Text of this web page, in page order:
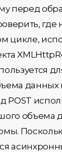
перед
где
цикле,
данных
POST
объема